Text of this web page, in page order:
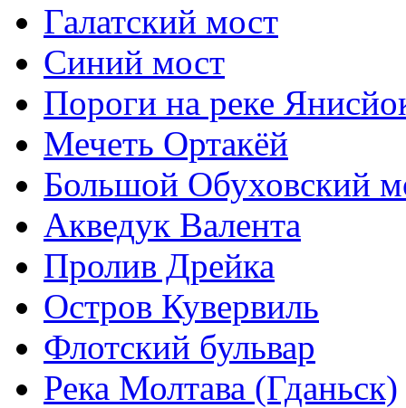
Галатский мост
Синий мост
Пороги на реке
Мечеть Ортакёй
Большой Обуховский
Акведук Валента
Пролив Дрейка
Остров Кувервиль
Флотский бульвар
Река Молтава (Гданьск)